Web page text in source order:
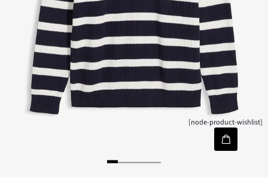
[node-product-wishlist]